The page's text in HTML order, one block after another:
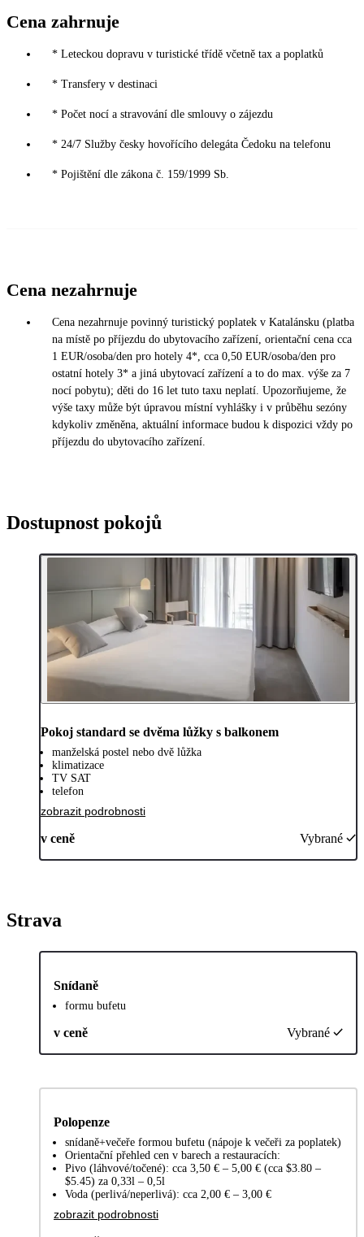
Cena zahrnuje
* Leteckou dopravu v turistické třídě včetně tax a poplatků
* Transfery v destinaci
* Počet nocí a stravování dle smlouvy o zájezdu
* 24/7 Služby česky hovořícího delegáta Čedoku na telefonu
* Pojištění dle zákona č. 159/1999 Sb.
Cena nezahrnuje
Cena nezahrnuje povinný turistický poplatek v Katalánsku (platba
na místě po příjezdu do ubytovacího zařízení, orientační cena cca
1 EUR/osoba/den pro hotely 4*, cca 0,50 EUR/osoba/den pro
ostatní hotely 3* a jiná ubytovací zařízení a to do max. výše za 7
nocí pobytu); děti do 16 let tuto taxu neplatí. Upozorňujeme, že
výše taxy může být úpravou místní vyhlášky i v průběhu sezóny
kdykoliv změněna, aktuální informace budou k dispozici vždy po
příjezdu do ubytovacího zařízení.
Dostupnost pokojů
Pokoj standard se dvěma lůžky s balkonem
manželská postel nebo dvě lůžka
klimatizace
TV SAT
telefon
zobrazit podrobnosti
v ceně Vybrané
Strava
Snídaně
formu bufetu
v ceně Vybrané
Polopenze
snídaně+večeře formou bufetu (nápoje k večeři za poplatek)
Orientační přehled cen v barech a restauracích:
Pivo (láhvové/točené): cca 3,50 € – 5,00 € (cca $3.80 –
$5.45) za 0,33l – 0,5l
Voda (perlivá/neperlivá): cca 2,00 € – 3,00 €
zobrazit podrobnosti